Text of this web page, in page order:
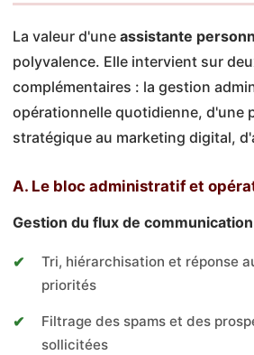
La valeur d'une assistante
polyvalence. Elle intervient sur
complémentaires : la gestion
opérationnelle quotidienne, d'une
stratégique au marketing digital,
A. Le bloc administratif et
Gestion du flux de communication
Tri, hiérarchisation et réponse
priorités
Filtrage des spams et des
sollicitées